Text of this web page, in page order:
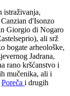
istraživanja,
d'Isonzo
Giorgio di Nogaro
ali srž
bogate arheološke,
Jadrana,
rano kršćanstvo i
mučenika, ali i
Poreča i drugih